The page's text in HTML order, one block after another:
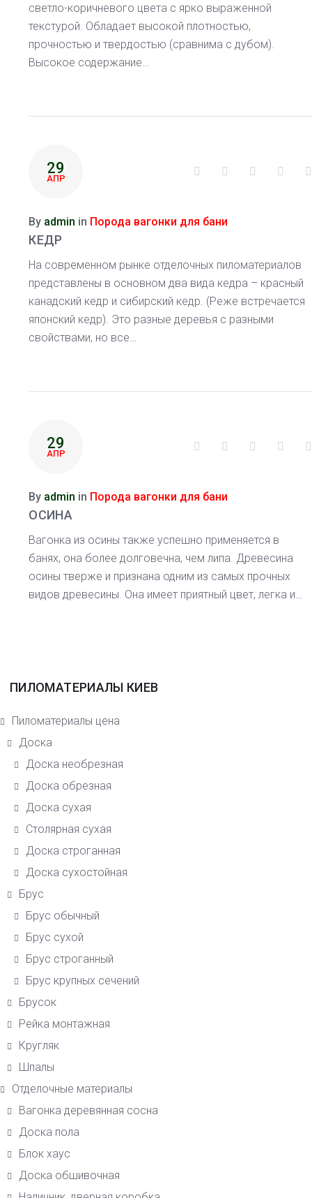
светло-коричневого цвета с ярко выраженной
текстурой. Обладает высокой плотностью,
прочностью и твердостью (сравнима с дубом).
Высокое содержание…
29
АПР
Facebook
Twitter Google+
By admin in Порода вагонки для бани
КЕДР
На современном рынке отделочных пиломатериалов
представлены в основном два вида кедра – красный
канадский кедр и сибирский кедр. (Реже встречается
японский кедр). Это разные деревья с разными
свойствами, но все…
29
АПР
Facebook
Twitter Google+
By admin in Порода вагонки для бани
ОСИНА
Вагонка из осины также успешно применяется в
банях, она более долговечна, чем липа. Древесина
осины тверже и признана одним из самых прочных
видов древесины. Она имеет приятный цвет, легка и…
ПИЛОМАТЕРИАЛЫ КИЕВ
Пиломатериалы цена
Доска
Доска необрезная
Доска обрезная
Доска сухая
Столярная сухая
Доска строганная
Доска сухостойная
Брус
Брус обычный
Брус сухой
Брус строганный
Брус крупных сечений
Брусок
Рейка монтажная
Кругляк
Шпалы
Отделочные материалы
Вагонка деревянная сосна
Доска пола
Блок хаус
Доска обшивочная